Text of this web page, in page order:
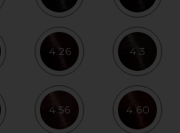
4.26 4.3
4.56 4.60